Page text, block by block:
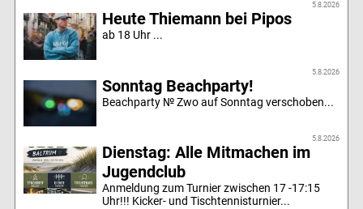
5.8.2026
Heute Thiemann bei Pipos
ab 18 Uhr ...
5.8.2026
Sonntag Beachparty!
Beachparty № Zwo auf Sonntag verschoben...
5.8.2026
Dienstag: Alle Mitmachen im
Jugendclub
Anmeldung zum Turnier zwischen 17 -17:15
Uhr!!! Kicker- und Tischtennisturnier...